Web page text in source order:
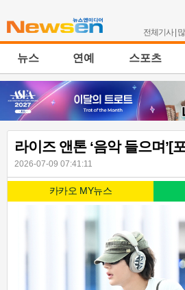
전체기사|
뉴스 연예 스포츠
라이즈 앤톤 ‘음악 들으며’[
2026-07-09 07:41:11
카카오 MY뉴스